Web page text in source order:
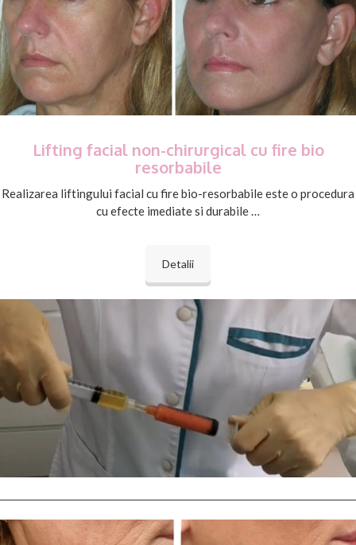
Lifting facial non-chirurgical cu fire bio
resorbabile
Realizarea liftingului facial cu fire bio-resorbabile este o procedura
cu efecte imediate si durabile …
Detalii